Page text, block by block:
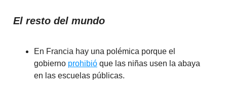
El resto del mundo
En Francia hay una polémica porque el
gobierno prohibió que las niñas usen la abaya
en las escuelas públicas.